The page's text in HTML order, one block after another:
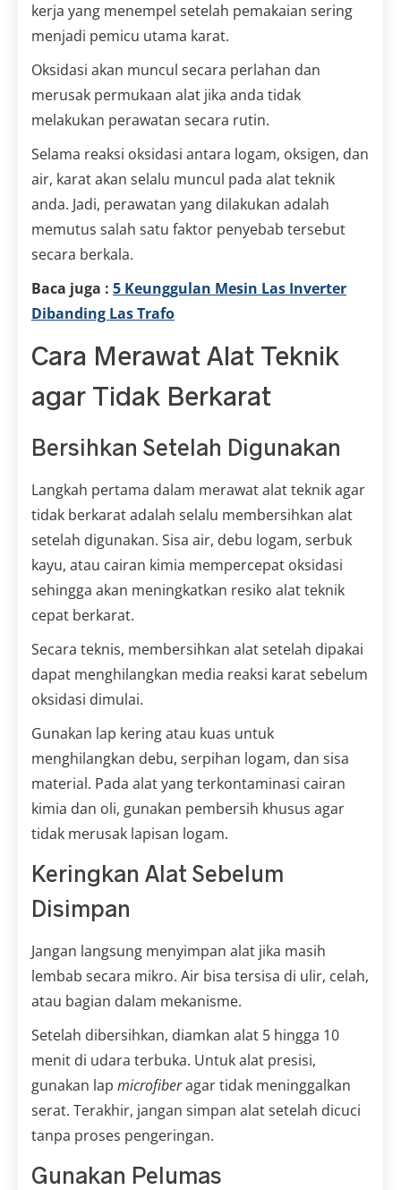
kerja yang menempel setelah pemakaian sering
menjadi pemicu utama karat.
Oksidasi akan muncul secara perlahan dan
merusak permukaan alat jika anda tidak
melakukan perawatan secara rutin.
Selama reaksi oksidasi antara logam, oksigen, dan
air, karat akan selalu muncul pada alat teknik
anda. Jadi, perawatan yang dilakukan adalah
memutus salah satu faktor penyebab tersebut
secara berkala.
Baca juga : 5 Keunggulan Mesin Las Inverter
Dibanding Las Trafo
Cara Merawat Alat Teknik
agar Tidak Berkarat
Bersihkan Setelah Digunakan
Langkah pertama dalam merawat alat teknik agar
tidak berkarat adalah selalu membersihkan alat
setelah digunakan. Sisa air, debu logam, serbuk
kayu, atau cairan kimia mempercepat oksidasi
sehingga akan meningkatkan resiko alat teknik
cepat berkarat.
Secara teknis, membersihkan alat setelah dipakai
dapat menghilangkan media reaksi karat sebelum
oksidasi dimulai.
Gunakan lap kering atau kuas untuk
menghilangkan debu, serpihan logam, dan sisa
material. Pada alat yang terkontaminasi cairan
kimia dan oli, gunakan pembersih khusus agar
tidak merusak lapisan logam.
Keringkan Alat Sebelum
Disimpan
Jangan langsung menyimpan alat jika masih
lembab secara mikro. Air bisa tersisa di ulir, celah,
atau bagian dalam mekanisme.
Setelah dibersihkan, diamkan alat 5 hingga 10
menit di udara terbuka. Untuk alat presisi,
gunakan lap microfiberagar tidak meninggalkan
serat. Terakhir, jangan simpan alat setelah dicuci
tanpa proses pengeringan.
Gunakan Pelumas